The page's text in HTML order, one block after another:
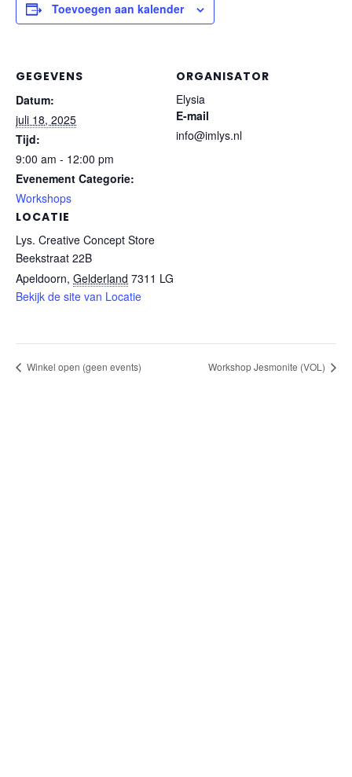
Toevoegen aan kalender
GEGEVENS
Datum:
juli 18, 2025
Tijd:
9:00 am - 12:00 pm
Evenement Categorie:
Workshops
LOCATIE
Lys. Creative Concept Store
Beekstraat 22B
Apeldoorn, Gelderland 7311 LG
Bekijk de site van Locatie
ORGANISATOR
Elysia
E-mail
info@imlys.nl
Winkel open (geen events) Workshop Jesmonite (VOL)